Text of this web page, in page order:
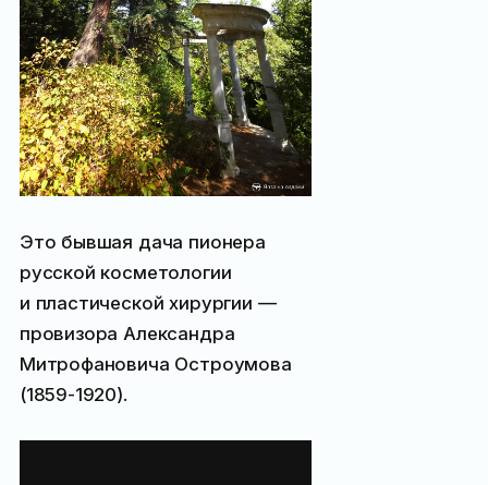
Это бывшая дача пионера
русской косметологии
и пластической хирургии —
провизора Александра
Митрофановича Остроумова
(1859-1920).